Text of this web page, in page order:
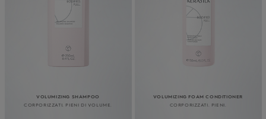
VOLUMIZING SHAMPOO
CORPORIZZATI. PIENI DI VOLUME.
VOLUMIZING FOAM CONDITIONER
CORPORIZZATI. PIENI.